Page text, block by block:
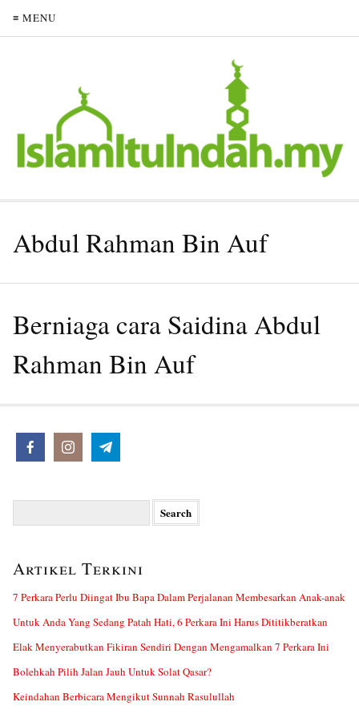
≡ MENU
Abdul Rahman Bin Auf
Berniaga cara Saidina Abdul
Rahman Bin Auf
Artikel Terkini
7 Perkara Perlu Diingat Ibu Bapa Dalam Perjalanan Membesarkan Anak-anak
Untuk Anda Yang Sedang Patah Hati, 6 Perkara Ini Harus Dititikberatkan
Elak Menyerabutkan Fikiran Sendiri Dengan Mengamalkan 7 Perkara Ini
Bolehkah Pilih Jalan Jauh Untuk Solat Qasar?
Keindahan Berbicara Mengikut Sunnah Rasulullah